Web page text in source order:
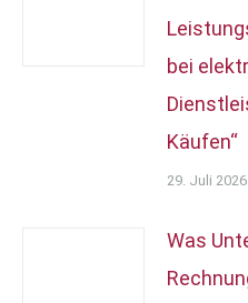
bei
Käufen“
29. Juli 2026
Was